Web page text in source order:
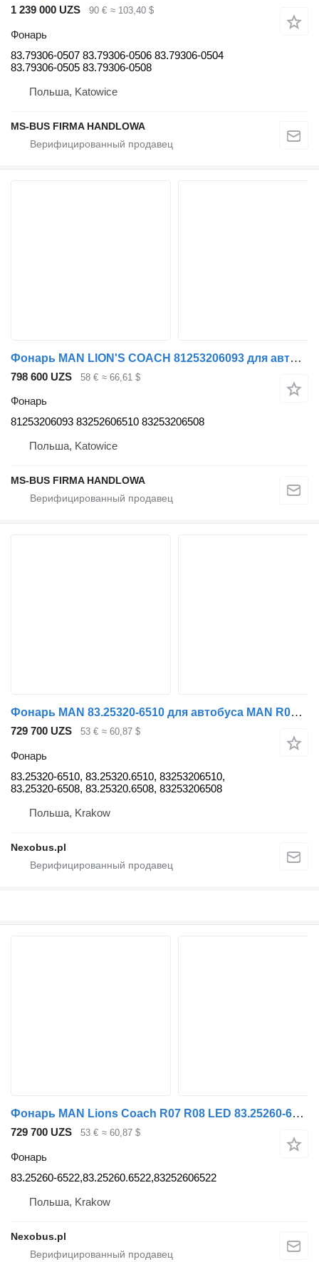
1 239 000 UZS 90 € ≈ 103,40 $
Фонарь
83.79306-0507 83.79306-0506 83.79306-0504
83.79306-0505 83.79306-0508
Польша, Katowice
MS-BUS FIRMA HANDLOWA
Фонарь MAN LION'S COACH 81253206093 для автобуса MAN LION'S COACH
798 600 UZS 58 € ≈ 66,61 $
Фонарь
81253206093 83252606510 83253206508
Польша, Katowice
MS-BUS FIRMA HANDLOWA
Фонарь MAN 83.25320-6510 для автобуса MAN R07 R08
729 700 UZS 53 € ≈ 60,87 $
Фонарь
83.25320-6510, 83.25320.6510, 83253206510,
83.25320-6508, 83.25320.6508, 83253206508
Польша, Krakow
Nexobus.pl
Фонарь MAN Lions Coach R07 R08 LED 83.25260-6522 для автобуса MAN
729 700 UZS 53 € ≈ 60,87 $
Фонарь
83.25260-6522,83.25260.6522,83252606522
Польша, Krakow
Nexobus.pl